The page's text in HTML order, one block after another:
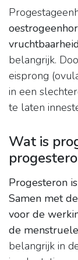
belangrijk.
eisprong
in een
te laten
Wat is
Progesteron
Samen met
voor de
de
belangrijk in